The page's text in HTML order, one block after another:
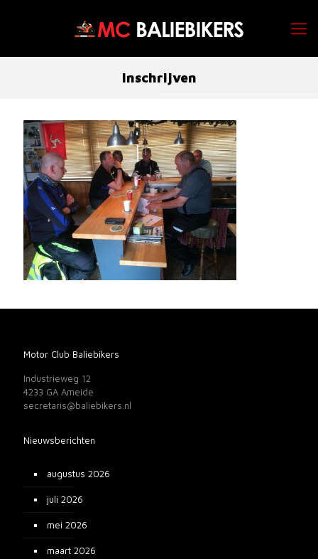
Inschrijven
Motor Club Baliebikers
Industrieweg 12
4233 GA Ameide
secretaris@baliebikers.nl
Nieuwsberichten
augustus 2026
juli 2026
mei 2026
maart 2026